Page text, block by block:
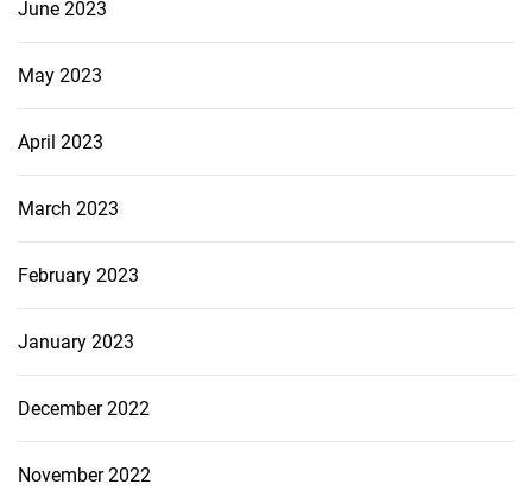
June 2023
May 2023
April 2023
March 2023
February 2023
January 2023
December 2022
November 2022